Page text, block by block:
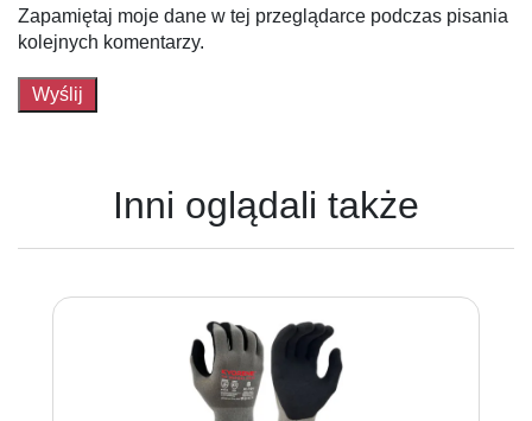
Zapamiętaj moje dane w tej przeglądarce podczas pisania
kolejnych komentarzy.
Inni oglądali także